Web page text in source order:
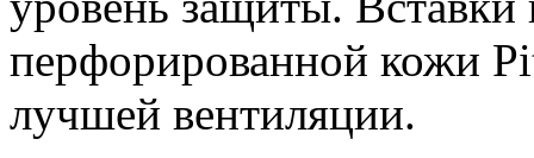
перфорированной кожи
лучшей вентиляции.